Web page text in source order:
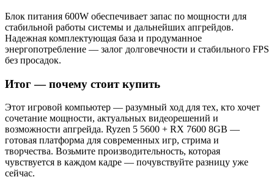
Блок питания 600W обеспечивает запас по мощности для
стабильной работы системы и дальнейших апгрейдов.
Надежная комплектующая база и продуманное
энергопотребление — залог долговечности и стабильного FPS
без просадок.
Итог — почему стоит купить
Этот игровой компьютер — разумный ход для тех, кто хочет
сочетание мощности, актуальных видеорешений и
возможности апгрейда. Ryzen 5 5600 + RX 7600 8GB —
готовая платформа для современных игр, стрима и
творчества. Возьмите производительность, которая
чувствуется в каждом кадре — почувствуйте разницу уже
сейчас.